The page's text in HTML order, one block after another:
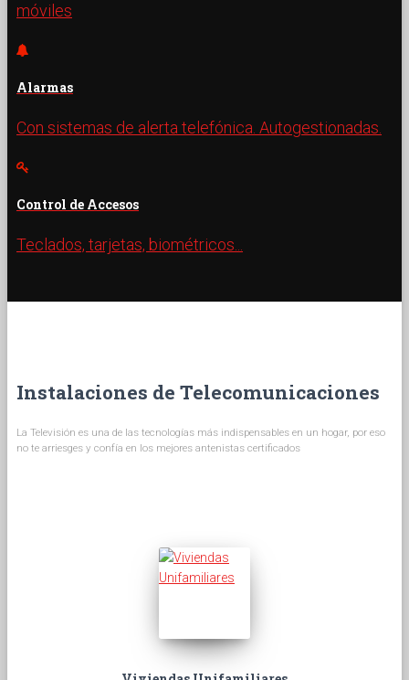
móviles
Alarmas
Con sistemas de alerta telefónica. Autogestionadas.
Control de Accesos
Teclados, tarjetas, biométricos...
Instalaciones de Telecomunicaciones
La Televisión es una de las tecnologías más indispensables en un hogar, por eso
no te arriesges y confía en los mejores antenistas certificados